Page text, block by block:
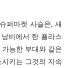
퍼마켓 사슬은, 새
비에서 한 플라스
능한 부대와 같은
키는 그것의 지속